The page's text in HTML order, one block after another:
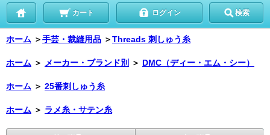
カート ログイン 検索
ホーム ＞手芸・裁縫用品 ＞Threads 刺しゅう糸
ホーム ＞ メーカー・ブランド別 ＞ DMC（ディー・エム・シー）
ホーム ＞ 25番刺しゅう糸
ホーム ＞ ラメ糸・サテン糸